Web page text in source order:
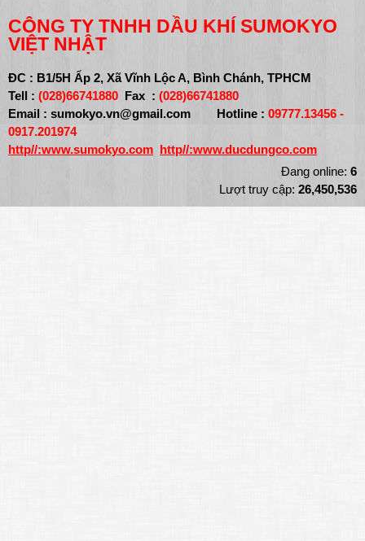
CÔNG TY TNHH DẦU KHÍ SUMOKYO
VIỆT NHẬT
ĐC : B1/5H Ấp 2, Xã Vĩnh Lộc A, Bình Chánh, TPHCM
Tell : (028)66741880 Fax : (028)66741880
Email : sumokyo.vn@gmail.com Hotline : 09777.13456 -
0917.201974
http//:www.sumokyo.com http//:www.ducdungco.com
Đang online: 6
Lượt truy cập: 26,450,536